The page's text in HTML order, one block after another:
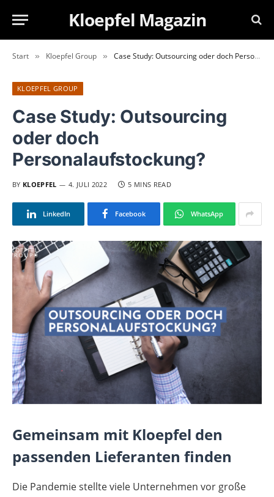
Kloepfel Magazin
Start » Kloepfel Group » Case Study: Outsourcing oder doch Personalaufstockung?
KLOEPFEL GROUP
Case Study: Outsourcing
oder doch
Personalaufstockung?
BY KLOEPFEL 4. JULI 2022 5 MINS READ
LinkedIn Facebook WhatsApp
Gemeinsam mit Kloepfel den
passenden Lieferanten finden
Die Pandemie stellte viele Unternehmen vor große